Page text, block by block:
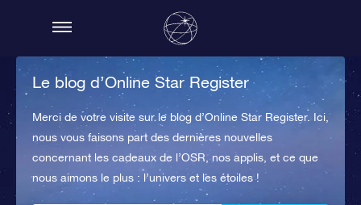
Le blog d’Online Star Register
Merci de votre visite sur le blog d’Online Star Register. Ici,
nous vous faisons part des dernières nouvelles
concernant les cadeaux de l’OSR, nos applis, et ce que
nous aimons le plus : l’univers et les étoiles !